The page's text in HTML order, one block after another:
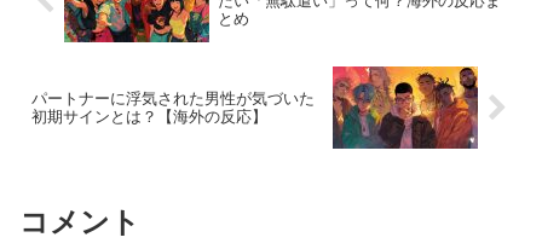
とめ
パートナーに浮気された男性が気づいた
初期サインとは？【海外の反応】
コメント